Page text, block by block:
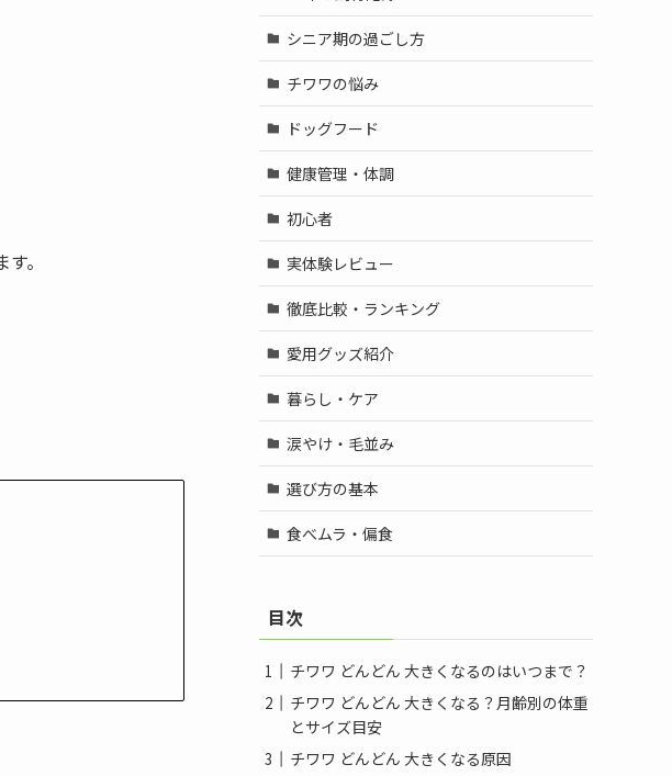
。
シニア期の過ごし方
チワワの悩み
ドッグフード
健康管理・体調
初心者
実体験レビュー
徹底比較・ランキング
愛用グッズ紹介
暮らし・ケア
涙やけ・毛並み
選び方の基本
食べムラ・偏食
目次
チワワ どんどん 大きくなるのはいつまで？
チワワ どんどん 大きくなる？月齢別の体重
とサイズ目安
チワワ どんどん 大きくなる原因